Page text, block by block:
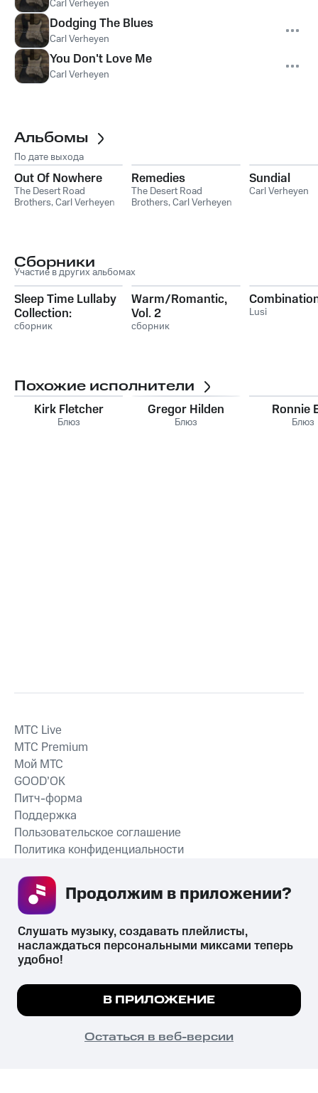
Carl Verheyen
Dodging The Blues
Carl Verheyen
You Don't Love Me
Carl Verheyen
Альбомы
По дате выхода
Out Of Nowhere
The Desert Road
Brothers,Carl Verheyen
Remedies
The Desert Road
Brothers,Carl Verheyen
Sundial
Carl Verheyen
Сборники
Участие в других альбомах
Sleep Time Lullaby
Collection:
Children's Favorite
сборник
Warm/Romantic,
Vol. 2
сборник
Lusi
Похожие исполнители
Kirk Fletcher
Блюз
Gregor Hilden
Блюз
Ronnie
Блюз
СКАЧАТЬ ПРИЛОЖЕНИЕ
MTС Live
MTС Premium
Мой МТС
GOOD’OK
Питч-форма
Поддержка
Пользовательское соглашение
Политика конфиденциальности
психотропных веществ, их аналогов причиняет вред здоровью,
их незаконный оборот запрещён и влечёт установленную
законодательством ответственность.
© 2026 ООО «КИОН».
Все права защищены
Мы используем куки, чтобы на сайте все
Подробнее
ПОНЯТНО
Слушать музыку, создавать плейлисты,
наслаждаться персональными миксами теперь
удобно!
В ПРИЛОЖЕНИЕ
Остаться в веб-версии